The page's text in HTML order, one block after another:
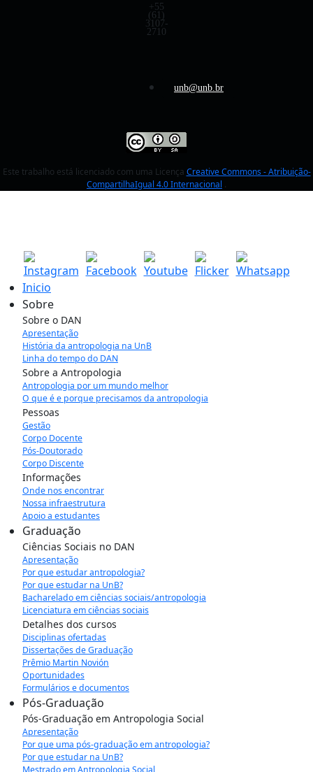
+55
(61)
3107-
2710
unb@unb.br
Este trabalho está licenciado com uma Licença Creative Commons - Atribuição-
CompartilhaIgual 4.0 Internacional .
Inicio
Sobre
Sobre o DAN
Apresentação
História da antropologia na UnB
Linha do tempo do DAN
Sobre a Antropologia
Antropologia por um mundo melhor
O que é e porque precisamos da antropologia
Pessoas
Gestão
Corpo Docente
Pós-Doutorado
Corpo Discente
Informações
Onde nos encontrar
Nossa infraestrutura
Apoio a estudantes
Graduação
Ciências Sociais no DAN
Apresentação
Por que estudar antropologia?
Por que estudar na UnB?
Bacharelado em ciências sociais/antropologia
Licenciatura em ciências sociais
Detalhes dos cursos
Disciplinas ofertadas
Dissertações de Graduação
Prêmio Martin Novión
Oportunidades
Formulários e documentos
Pós-Graduação
Pós-Graduação em Antropologia Social
Apresentação
Por que uma pós-graduação em antropologia?
Por que estudar na UnB?
Mestrado em Antropologia Social